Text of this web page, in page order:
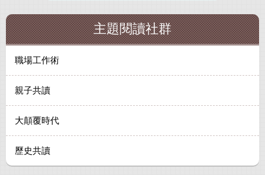
主題閱讀社群
職場工作術
親子共讀
大顛覆時代
歷史共讀